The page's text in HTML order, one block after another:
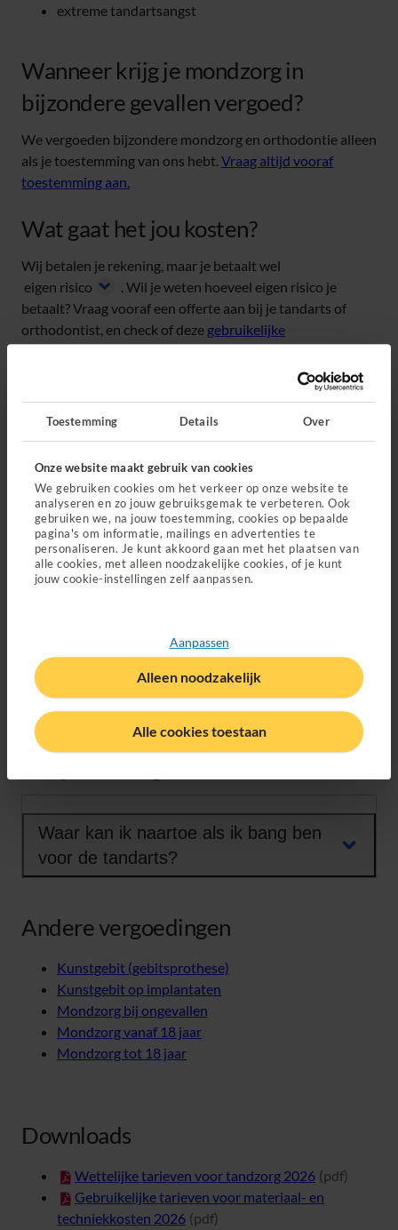
Toestemming Details Over
Onze website maakt gebruik van cookies
We gebruiken cookies om het verkeer op onze website te
analyseren en zo jouw gebruiksgemak te verbeteren. Ook
gebruiken we, na jouw toestemming, cookies op bepaalde
pagina's om informatie, mailings en advertenties te
personaliseren. Je kunt akkoord gaan met het plaatsen van
alle cookies, met alleen noodzakelijke cookies, of je kunt
jouw cookie-instellingen zelf aanpassen.
Alle cookies toestaan
Aanpassen
Alleen noodzakelijk
extreme tandartsangst
Wanneer krijg je mondzorg in
bijzondere gevallen vergoed?
We vergoeden bijzondere mondzorg en orthodontie alleen
als je toestemming van ons hebt.Vraag altijd vooraf
toestemming aan.
Wat gaat het jou kosten?
Wij betalen je rekening, maar je betaalt wel
eigen risico
. Wil je weten hoeveel eigen risico je
betaalt? Vraag vooraf een offerte aan bij je tandarts of
orthodontist, en check of deze gebruikelijke
tarievenrekent voor materiaal- en techniekkosten.
Ook betaal je voor een kunstgebit en voor implantaten
Waar kan je naartoe voor mondzorg
en orthodontie in bijzondere
gevallen?
Voor bijzondere mondzorg ga je naar een Centrum
Bijzondere Tandheelkunde.Zoek een centrum voor
bijzondere tandzorg.
We willen dat je snel terecht kunt voor bijzondere
mondzorg. Daarom hebben we afspraken gemaakt over
wachttijden en bereikbaarheid
Veelgestelde vragen over mondzorg
Waar kan ik naartoe als ik bang ben
voor de tandarts?
Andere vergoedingen
Kunstgebit (gebitsprothese)
Kunstgebit op implantaten
Mondzorg bij ongevallen
Mondzorg vanaf 18 jaar
Mondzorg tot 18 jaar
Downloads
(opent in nieuw tabblad)
Wettelijke tarieven voor tandzorg 2026 (pdf)
(opent in nieuw tabblad)
Gebruikelijke tarieven voor materiaal- en
techniekkosten 2026 (pdf)